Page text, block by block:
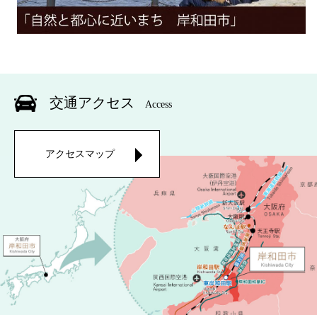
交通アクセス Access
アクセスマップ